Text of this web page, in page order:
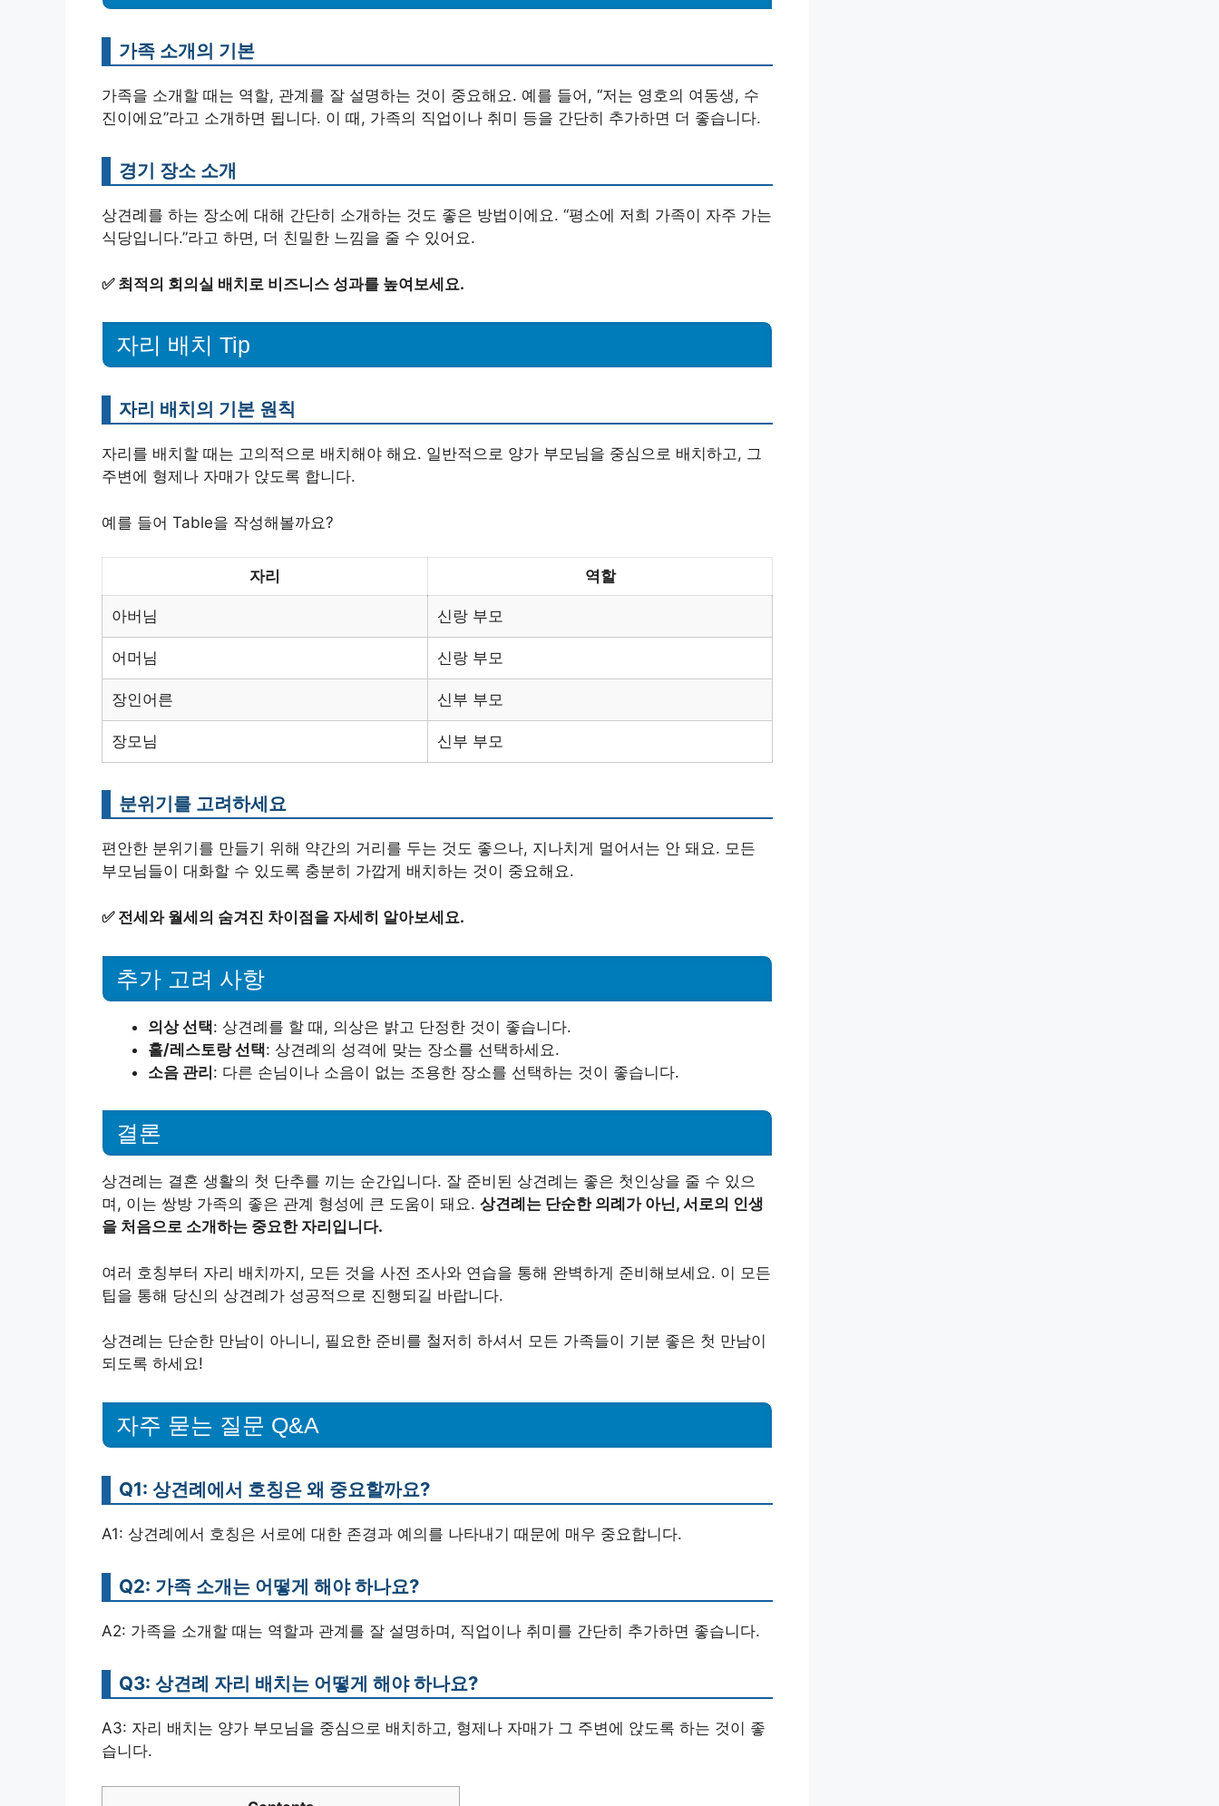
가족 소개의 기본
가족을 소개할 때는 역할, 관계를 잘 설명하는 것이 중요해요. 예를 들어, “저는 영호의 여동생, 수
진이에요”라고 소개하면 됩니다. 이 때, 가족의 직업이나 취미 등을 간단히 추가하면 더 좋습니다.
경기 장소 소개
상견례를 하는 장소에 대해 간단히 소개하는 것도 좋은 방법이에요. “평소에 저희 가족이 자주 가는
식당입니다.”라고 하면, 더 친밀한 느낌을 줄 수 있어요.
✅ 최적의 회의실 배치로 비즈니스 성과를 높여보세요.
자리 배치 Tip
자리 배치의 기본 원칙
자리를 배치할 때는 고의적으로 배치해야 해요. 일반적으로 양가 부모님을 중심으로 배치하고, 그
주변에 형제나 자매가 앉도록 합니다.
예를 들어 Table을 작성해볼까요?
자리 역할
아버님 신랑 부모
어머님 신랑 부모
장인어른 신부 부모
장모님 신부 부모
분위기를 고려하세요
편안한 분위기를 만들기 위해 약간의 거리를 두는 것도 좋으나, 지나치게 멀어서는 안 돼요. 모든
부모님들이 대화할 수 있도록 충분히 가깝게 배치하는 것이 중요해요.
✅ 전세와 월세의 숨겨진 차이점을 자세히 알아보세요.
추가 고려 사항
의상 선택: 상견례를 할 때, 의상은 밝고 단정한 것이 좋습니다.
홀/레스토랑 선택: 상견례의 성격에 맞는 장소를 선택하세요.
소음 관리: 다른 손님이나 소음이 없는 조용한 장소를 선택하는 것이 좋습니다.
결론
상견례는 결혼 생활의 첫 단추를 끼는 순간입니다. 잘 준비된 상견례는 좋은 첫인상을 줄 수 있으
며, 이는 쌍방 가족의 좋은 관계 형성에 큰 도움이 돼요. 상견례는 단순한 의례가 아닌, 서로의 인생
을 처음으로 소개하는 중요한 자리입니다.
여러 호칭부터 자리 배치까지, 모든 것을 사전 조사와 연습을 통해 완벽하게 준비해보세요. 이 모든
팁을 통해 당신의 상견례가 성공적으로 진행되길 바랍니다.
상견례는 단순한 만남이 아니니, 필요한 준비를 철저히 하셔서 모든 가족들이 기분 좋은 첫 만남이
되도록 하세요!
자주 묻는 질문 Q&A
Q1: 상견례에서 호칭은 왜 중요할까요?
A1: 상견례에서 호칭은 서로에 대한 존경과 예의를 나타내기 때문에 매우 중요합니다.
Q2: 가족 소개는 어떻게 해야 하나요?
A2: 가족을 소개할 때는 역할과 관계를 잘 설명하며, 직업이나 취미를 간단히 추가하면 좋습니다.
Q3: 상견례 자리 배치는 어떻게 해야 하나요?
A3: 자리 배치는 양가 부모님을 중심으로 배치하고, 형제나 자매가 그 주변에 앉도록 하는 것이 좋
습니다.